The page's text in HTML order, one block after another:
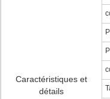
Caractéristiques et
détails